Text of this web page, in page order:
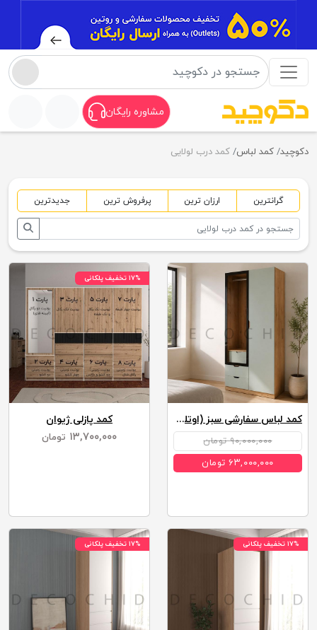
مشاوره رایگان
دکوچید کمد لباس کمد درب لولایی
گرانترین ارزان ترین پرفروش ترین جدیدترین
۱۷% تخفیف پلکانی ۱۷% تخفیف پلکانی
۱۷% تخفیف پلکانی
کمد پازلی ژیوان
۱۳,۷۰۰,۰۰۰ تومان
کمد لباس سفارشی سبز (اوتلت)
۹۰,۰۰۰,۰۰۰ تومان
۶۳,۰۰۰,۰۰۰ تومان